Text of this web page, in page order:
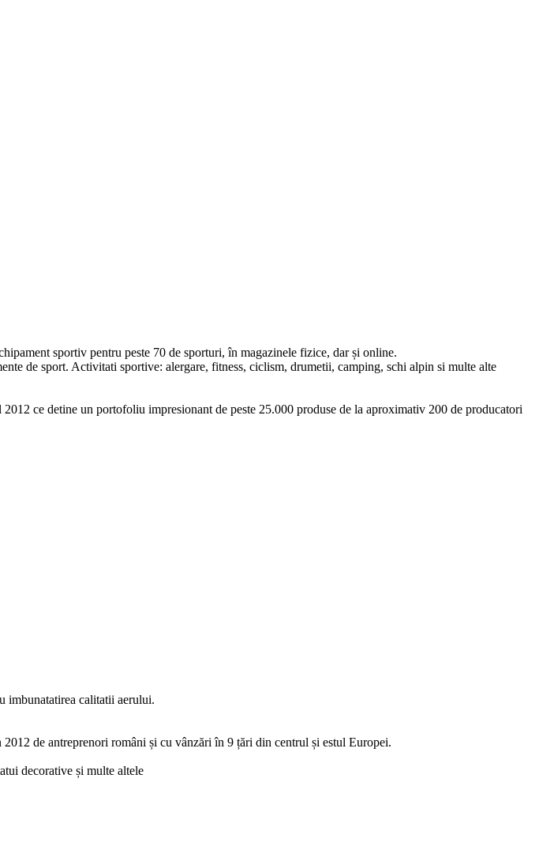
sportiv pentru peste 70 de sporturi, în magazinele fizice, dar și online.
de sport. Activitati sportive: alergare, fitness, ciclism, drumetii, camping, schi alpin si multe alte
ce detine un portofoliu impresionant de peste 25.000 produse de la aproximativ 200 de producatori
imbunatatirea calitatii aerului.
de antreprenori români și cu vânzări în 9 țări din centrul și estul Europei.
decorative și multe altele